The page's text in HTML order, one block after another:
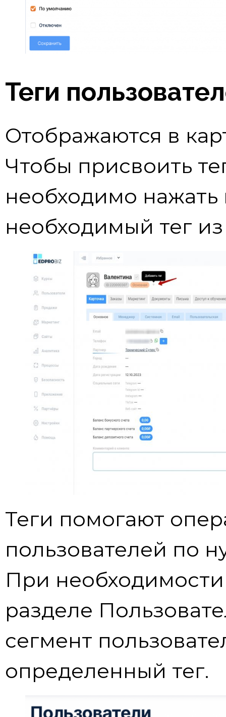
Теги
Отображаются в
Чтобы присвоить
необходимо
необходимый тег из
Теги помогают
пользователей по
При
разделе
сегмент
определенный тег.